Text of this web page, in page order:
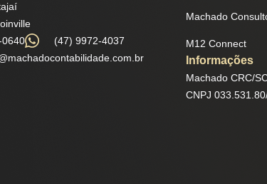
0640
(47) 9972-4037
Machado
M12 Connect
Informações
Machado CRC/
CNPJ